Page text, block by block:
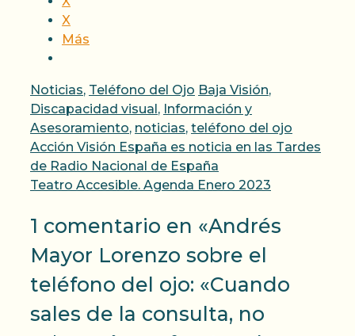
X
Más
Categorías
Noticias, Teléfono del Ojo Etiquetas
Baja Visión,
Discapacidad visual, Información y
Asesoramiento, noticias, teléfono del ojo
Acción Visión España es noticia en las Tardes
de Radio Nacional de España
Teatro Accesible. Agenda Enero 2023
1 comentario en «Andrés
Mayor Lorenzo sobre el
teléfono del ojo: «Cuando
sales de la consulta, no